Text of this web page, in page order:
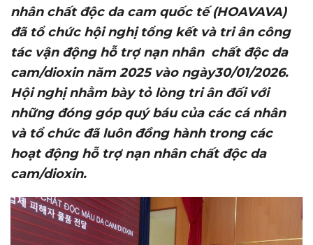
nhân chất độc da cam quốc tế (HOAVAVA)
đã tổ chức hội nghị tổng kết và tri ân công
tác vận động hỗ trợ nạn nhân chất độc da
cam/dioxin năm 2025vào ngày30/01/2026.
Hội nghị nhằm bày tỏ lòng tri ân đối với
những đóng góp quý báu của các cá nhân
và tổ chức đã luôn đồng hành trong các
hoạt động hỗ trợ nạn nhân chất độc da
cam/dioxin.